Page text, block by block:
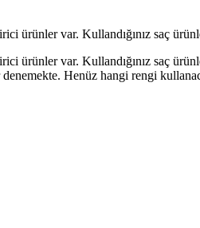
ürün­ler var. Kullandığınız saç
ürün­ler var. Kullandığınız saç
Henüz hangi rengi